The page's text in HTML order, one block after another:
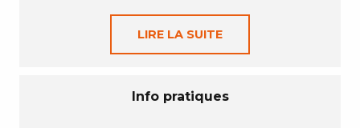
LIRE LA SUITE
Info pratiques